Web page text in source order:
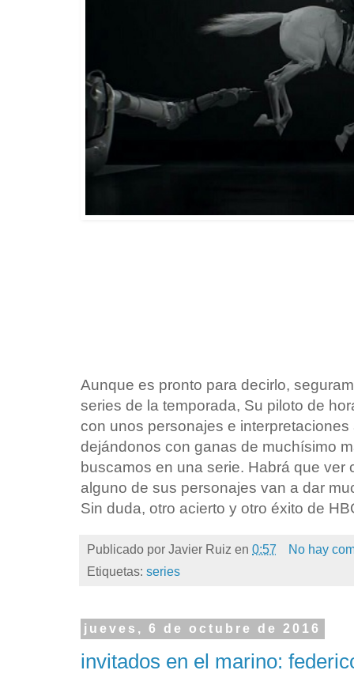
Aunque es pronto para decirlo,
series de la temporada, Su piloto de
con unos personajes e
dejándonos con ganas de muchísimo
buscamos en una serie. Habrá que ver
alguno de sus personajes van a dar
Sin duda, otro acierto y otro éxito de
Publicado por Javier Ruiz en 0:57
No hay
Etiquetas: series
jueves, 6 de octubre de 2016
invitados en el marino: